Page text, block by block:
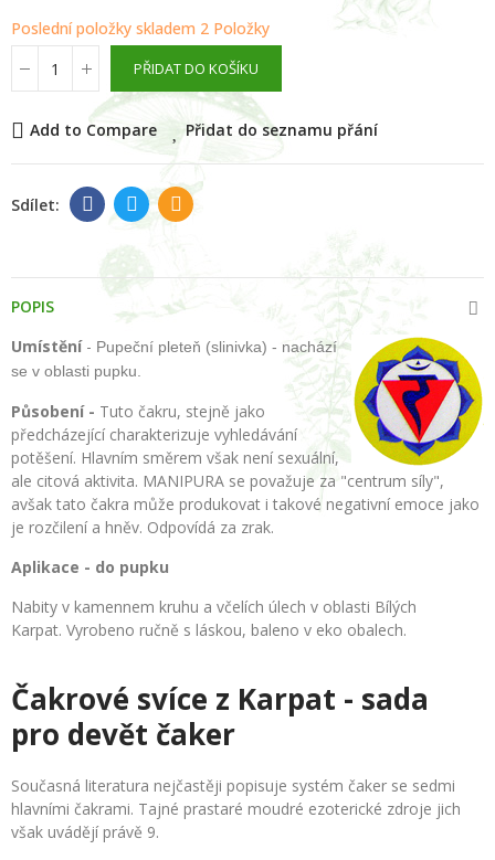
Poslední položky skladem 2 Položky
PŘIDAT DO KOŠÍKU
Add to Compare Přidat do seznamu přání
POPIS
Umístění- Pupeční pleteň (slinivka) - nachází
se v oblasti pupku.
Působení - Tuto čakru, stejně jako
předcházející charakterizuje vyhledávání
potěšení. Hlavním směrem však není sexuální,
ale citová aktivita. MANIPURA se považuje za "centrum síly",
avšak tato čakra může produkovat i takové negativní emoce jako
je rozčilení a hněv. Odpovídá za zrak.
Aplikace - do pupku
Nabity v kamennem kruhu a včelích úlech v oblasti Bílých
Karpat. Vyrobeno ručně s láskou, baleno v eko obalech.
Čakrové svíce z Karpat - sada
pro devět čaker
Současná literatura nejčastěji popisuje systém čaker se sedmi
hlavními čakrami. Tajné prastaré moudré ezoterické zdroje jich
však uvádějí právě 9.